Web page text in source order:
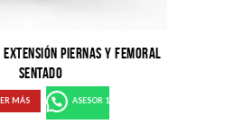
PIERNAS Y FEMORAL
SENTADO
MÁS ASESOR 1